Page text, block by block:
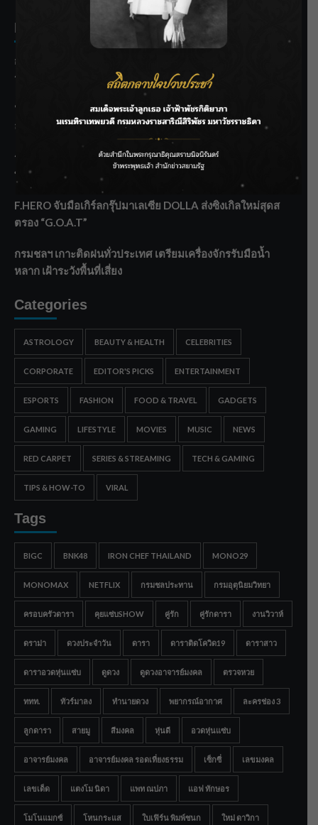
Recent Posts
กรมชลฯ รับฟังประชาชน ติดตามแก้ปัญหาโครงการประตู
ระบายน้ำศรีสองรักฯ
‘แมน การิน’ แชร์ความเชื่อชวนคิด! “อยากกินอะไรหลังจาก
ลาโลกนี้ ให้ใส่บาตรสิ่งนั้นไว้ตอนยังมีชีวิต”
ราชเลขานุการในพระองค์ฯ ติดตามโครงการหุบกะพง–ห้วย
ทรายใต้ เสริมความมั่นคงน้ำเพชรบุรี
F.HERO จับมือเกิร์ลกรุ๊ปมาเลเซีย DOLLA ส่งซิงเกิลใหม่สุดส
ตรอง “G.O.A.T”
กรมชลฯ เกาะติดฝนทั่วประเทศ เตรียมเครื่องจักรรับมือน้ำ
หลาก เฝ้าระวังพื้นที่เสี่ยง
Categories
ASTROLOGY BEAUTY & HEALTH CELEBRITIES
CORPORATE EDITOR'S PICKS ENTERTAINMENT
ESPORTS FASHION FOOD & TRAVEL GADGETS
GAMING LIFESTYLE MOVIES MUSIC NEWS
RED CARPET SERIES & STREAMING TECH & GAMING
TIPS & HOW-TO VIRAL
Tags
BIGC BNK48 IRON CHEF THAILAND MONO29
MONOMAX NETFLIX กรมชลประทาน กรมอุตุนิยมวิทยา
ครอบครัวดารา คุยแซ่บSHOW คู่รัก คู่รักดารา งานวิวาห์
ดราม่า ดวงประจำวัน ดารา ดาราติดโควิด19 ดาราสาว
ดาราอวดหุ่นแซ่บ ดูดวง ดูดวงอาจารย์มงคล ตรวจหวย
ททท. ทัวร์มาลง ทำนายดวง พยากรณ์อากาศ ละครช่อง 3
ลูกดารา สายมู สีมงคล หุ่นดี อวดหุ่นแซ่บ
อาจารย์มงคล อาจารย์มงคล รอดเที่ยงธรรม เซ็กซี่ เลขมงคล
เลขเด็ด แตงโม นิดา แพท ณปภา แอฟ ทักษอร
โมโนแมกซ์ โหนกระแส ใบเฟิร์น พิมพ์ชนก ใหม่ ดาวิกา